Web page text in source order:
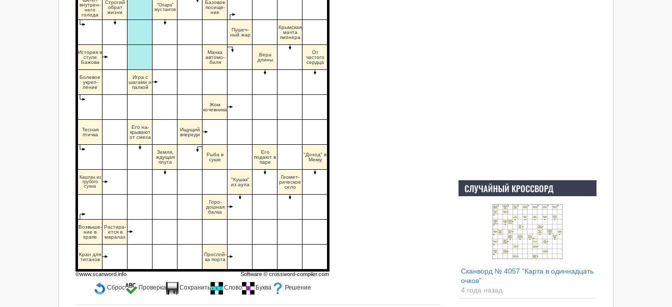
Сброс Проверка Сохранить Слово Буква Решение
внутрен-
него
голода
Строгий
обрат
жизни
"Опара"
мустангов
Базовое
посеще-
ние
Пушеч-
ный жар
Крымская
мачта
пионера
История в
стуле
Бажова
Манка
автомо-
биля
Вера
длины
От
частого
сердца
Болевое
укреп-
ление
Игра с
шагами и
палкой
Жом
кочевника
Тесная
птичка
Его на-
крывают
от смеха
Ищущий
впереди
Земля,
ждущая
плута
Рыба в
суше
Его
подают в
паре
"Доход" в
Мекку
Каштан из
грубого
сукна
"Кушак"
из аула
Геомет-
рическое
село
Горо-
дошная
балка
Возвыше-
ние в
храпе
Растира-
ется в
маралах
Кран для
титанов
Прослой-
ка порта
©www.scanword.info Software ©crossword-compiler.com
СЛУЧАЙНЫЙ КРОССВОРД
Сканворд № 4057 “Карта в одиннадцать
очков”
4 года назад